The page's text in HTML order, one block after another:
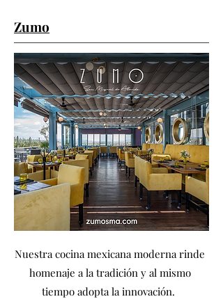
Zumo
Nuestra cocina mexicana moderna rinde
homenaje a la tradición y al mismo
tiempo adopta la innovación.